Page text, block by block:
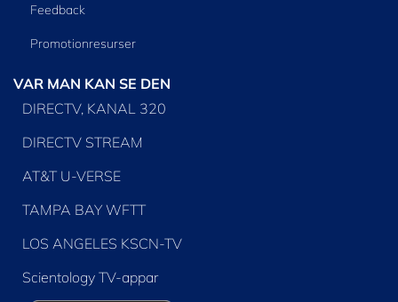
Feedback
Promotionresurser
VAR MAN KAN SE DEN
DIRECTV, KANAL 320
DIRECTV STREAM
AT&T U-VERSE
TAMPA BAY WFTT
LOS ANGELES KSCN-TV
Scientology TV-appar